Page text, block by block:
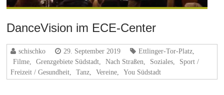
DanceVision im ECE-Center
schischko 29. September 2019 Ettlinger-Tor-Platz
Filme
Grenzgebiete Südstadt Nach Straßen Soziales
Sport /
Freizeit / Gesundheit
Tanz Vereine You Südstadt